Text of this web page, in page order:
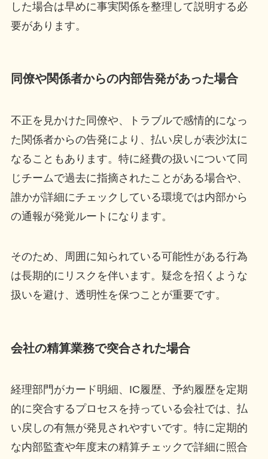
した場合は早めに事実関係を整理して説明する必
要があります。
同僚や関係者からの内部告発があった場合
不正を見かけた同僚や、トラブルで感情的になっ
た関係者からの告発により、払い戻しが表沙汰に
なることもあります。特に経費の扱いについて同
じチームで過去に指摘されたことがある場合や、
誰かが詳細にチェックしている環境では内部から
の通報が発覚ルートになります。
そのため、周囲に知られている可能性がある行為
は長期的にリスクを伴います。疑念を招くような
扱いを避け、透明性を保つことが重要です。
会社の精算業務で突合された場合
経理部門がカード明細、IC履歴、予約履歴を定期
的に突合するプロセスを持っている会社では、払
い戻しの有無が発見されやすいです。特に定期的
な内部監査や年度末の精算チェックで詳細に照合